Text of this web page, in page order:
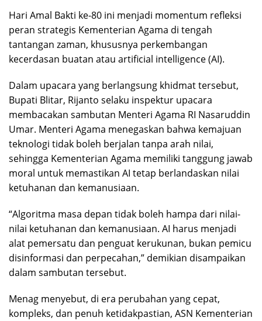
Hari Amal Bakti ke-80 ini menjadi momentum refleksi
peran strategis Kementerian Agama di tengah
tantangan zaman, khususnya perkembangan
kecerdasan buatan atau artificial intelligence (AI).
Dalam upacara yang berlangsung khidmat tersebut,
Bupati Blitar, Rijanto selaku inspektur upacara
membacakan sambutan Menteri Agama RI Nasaruddin
Umar. Menteri Agama menegaskan bahwa kemajuan
teknologi tidak boleh berjalan tanpa arah nilai,
sehingga Kementerian Agama memiliki tanggung jawab
moral untuk memastikan AI tetap berlandaskan nilai
ketuhanan dan kemanusiaan.
“Algoritma masa depan tidak boleh hampa dari nilai-
nilai ketuhanan dan kemanusiaan. AI harus menjadi
alat pemersatu dan penguat kerukunan, bukan pemicu
disinformasi dan perpecahan,” demikian disampaikan
dalam sambutan tersebut.
Menag menyebut, di era perubahan yang cepat,
kompleks, dan penuh ketidakpastian, ASN Kementerian